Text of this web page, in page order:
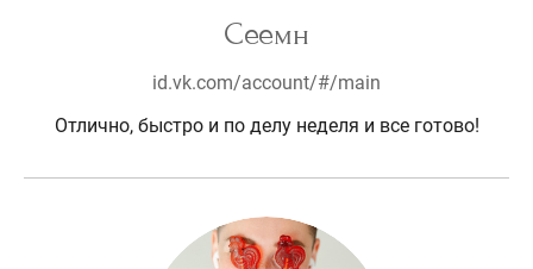
Сеемн
id.vk.com/account/#/main
Отлично, быстро и по делу неделя и все готово!